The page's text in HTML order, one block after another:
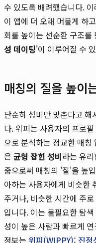
수 있도록 배려했습니다.
이 앱에 더 오래 머물게 하
회를 높이는 선순환 구조
성 데이팅'이 이루어질 수
매칭의 질을 높이
단순히 성비만 맞춘다고 해
다. 위피는 사용자의 프로
으로 분석하는 정교한 매칭
은 균형 잡힌 성비라는 유
줌으로써 매칭의 '질'을 높
아하는 사용자에게 비슷한
주거나, 비슷한 시간에 주
입니다. 이는 불필요한 탐
성이 높은 사람과 빠르게
정보는 위피(WIPPY): 진정